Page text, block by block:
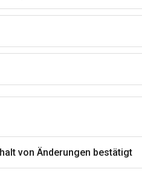
von Änderungen bestätigt